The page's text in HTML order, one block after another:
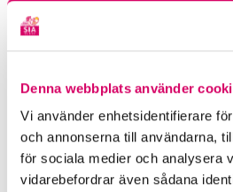
Denna webbplats använder
Vi använder enhetsidentifierare
och annonserna till användarna,
för sociala medier och analysera
vidarebefordrar även sådana
Informationen på din förpackning
korrekt uppdaterad med
Köp nu